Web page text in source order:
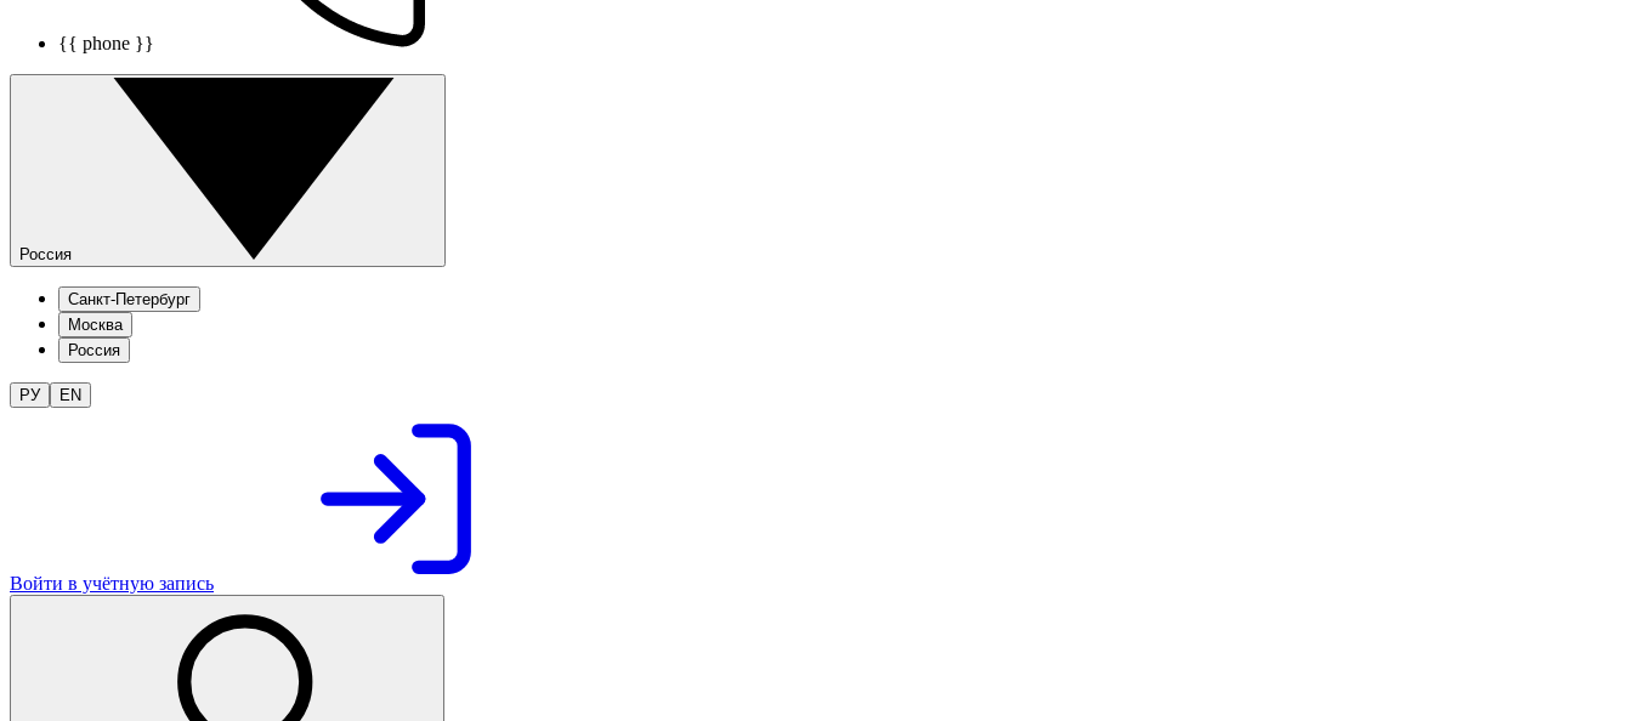
{{ phone }}
Россия
Санкт-Петербург
Москва
Россия
РУ EN
Войти в учётную запись